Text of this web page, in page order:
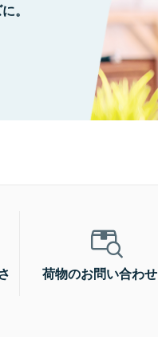
。
荷物のお問い合わせ